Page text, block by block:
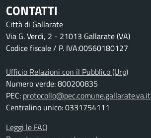
CONTATTI
Città di Gallarate
Via G. Verdi, 2 - 21013 Gallarate (VA)
Codice fiscale / P. IVA:00560180127
Ufficio Relazioni con il Pubblico (Urp)
Numero verde: 800200835
PEC: protocollo@pec.comune.gallarate.va.it
Centralino unico: 0331754111
Leggi le FAQ